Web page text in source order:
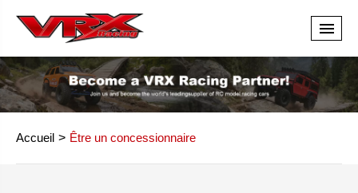
Accueil Être un concessionnaire